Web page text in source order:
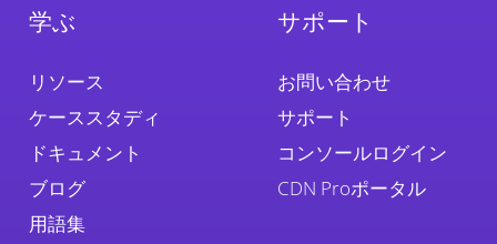
学ぶ
リソース
ケーススタディ
ドキュメント
ブログ
用語集
サポート
お問い合わせ
サポート
コンソールログイン
CDN Proポータル